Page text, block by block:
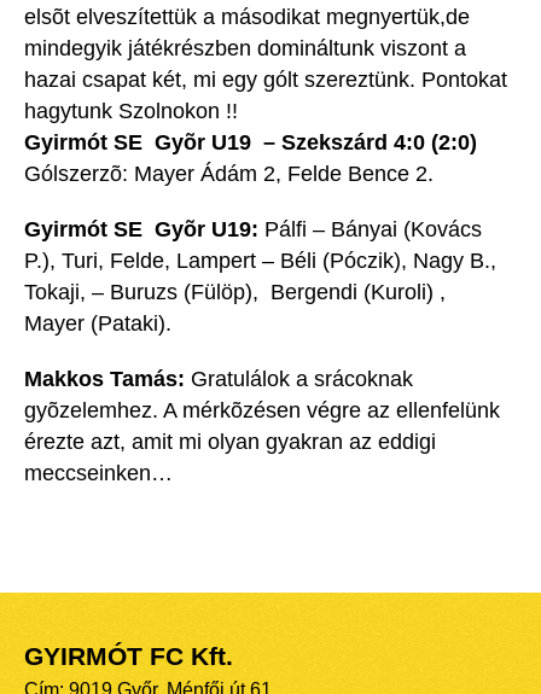
elsõt elveszítettük a másodikat megnyertük,de
mindegyik játékrészben domináltunk viszont a
hazai csapat két, mi egy gólt szereztünk. Pontokat
hagytunk Szolnokon !!
Gyirmót SE Gyõr U19 – Szekszárd 4:0 (2:0)
Gólszerzõ: Mayer Ádám 2, Felde Bence 2.
Gyirmót SE Gyõr U19: Pálfi – Bányai (Kovács
P.), Turi, Felde, Lampert – Béli (Póczik), Nagy B.,
Tokaji, – Buruzs (Fülöp), Bergendi (Kuroli) ,
Mayer (Pataki).
Makkos Tamás: Gratulálok a srácoknak
gyõzelemhez. A mérkõzésen végre az ellenfelünk
érezte azt, amit mi olyan gyakran az eddigi
meccseinken…
GYIRMÓT FC Kft.